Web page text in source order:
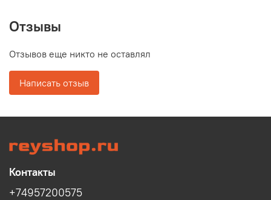
Отзывы
Отзывов еще никто не оставлял
Написать отзыв
Контакты
+74957200575